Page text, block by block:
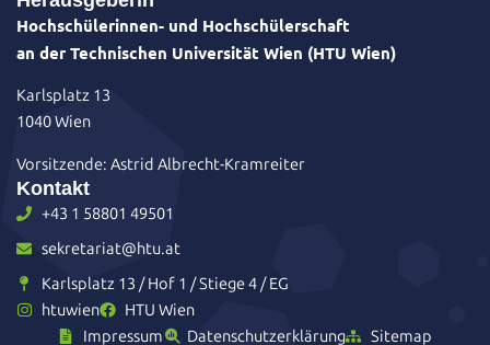
Hochschülerinnen- und Hochschülerschaft
an der Technischen Universität Wien (HTU Wien)
Karlsplatz 13
1040 Wien
Vorsitzende: Astrid Albrecht-Kramreiter
Kontakt
+43 1 58801 49501
sekretariat@htu.at
Karlsplatz 13 / Hof 1 / Stiege 4 / EG
htuwien
HTU Wien
Impressum
Datenschutzerklärung Sitemap